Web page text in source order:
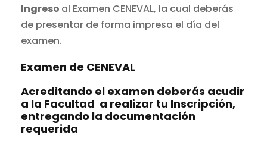
Ingreso al Examen CENEVAL, la cual deberás
de presentar de forma impresa el día del
examen.
Examen de CENEVAL
Acreditando el examen deberás acudir
a la Facultad a realizar tu Inscripción,
entregando la documentación
requerida